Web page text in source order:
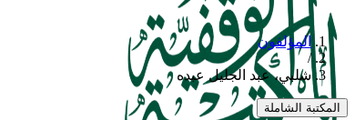
المؤلفون
/
شلبي، عبد الجليل عبده
المكتبة الشاملة